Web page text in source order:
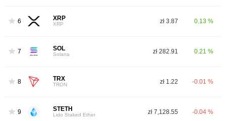
6 XRP
XRP zł 3.87 0.13 %
7 SOL
Solana zł 282.91 0.21 %
8 TRX
TRON zł 1.22 -0.01 %
9 STETH
Lido Staked Ether zł 7,128.55 -0.04 %